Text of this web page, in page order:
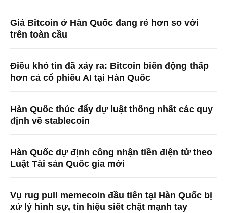
Giá Bitcoin ở Hàn Quốc đang rẻ hơn so với
trên toàn cầu
Điều khó tin đã xảy ra: Bitcoin biến động thấp
hơn cả cổ phiếu AI tại Hàn Quốc
Hàn Quốc thúc đẩy dự luật thống nhất các quy
định về stablecoin
Hàn Quốc dự định công nhận tiền điện tử theo
Luật Tài sản Quốc gia mới
Vụ rug pull memecoin đầu tiên tại Hàn Quốc bị
xử lý hình sự, tín hiệu siết chặt mạnh tay